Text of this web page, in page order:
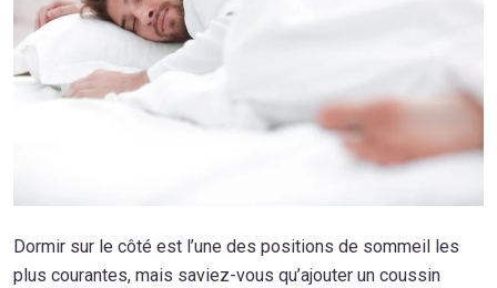
Dormir sur le côté est l’une des positions de sommeil les
plus courantes, mais saviez-vous qu’ajouter un coussin